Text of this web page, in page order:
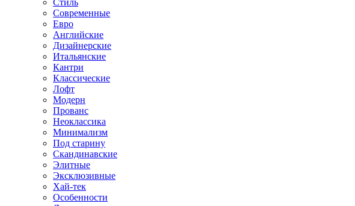
Современные
Евро
Английские
Дизайнерские
Итальянские
Кантри
Классические
Лофт
Модерн
Прованс
Неоклассика
Минимализм
Под старину
Скандинавские
Элитные
Эксклюзивные
Хай-тек
Особенности